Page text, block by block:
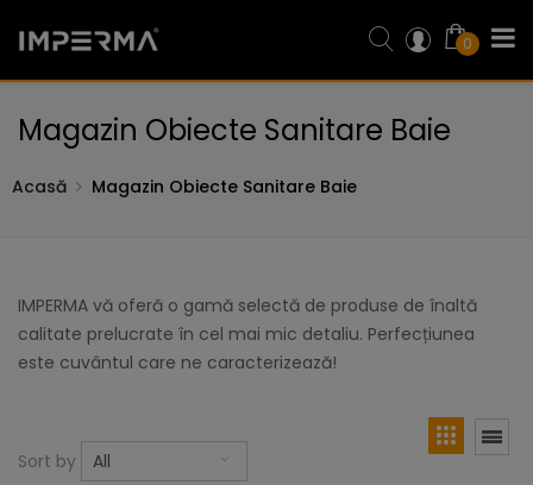
0
Magazin Obiecte Sanitare Baie
Acasă Magazin Obiecte Sanitare Baie
IMPERMA vă oferă o gamă selectă de produse de înaltă
calitate prelucrate în cel mai mic detaliu. Perfecțiunea
este cuvântul care ne caracterizează!
Sort by All